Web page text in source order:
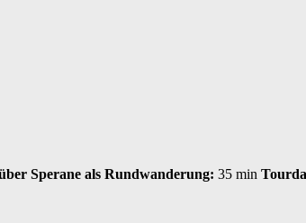
Sperane als Rundwanderung: 35 min